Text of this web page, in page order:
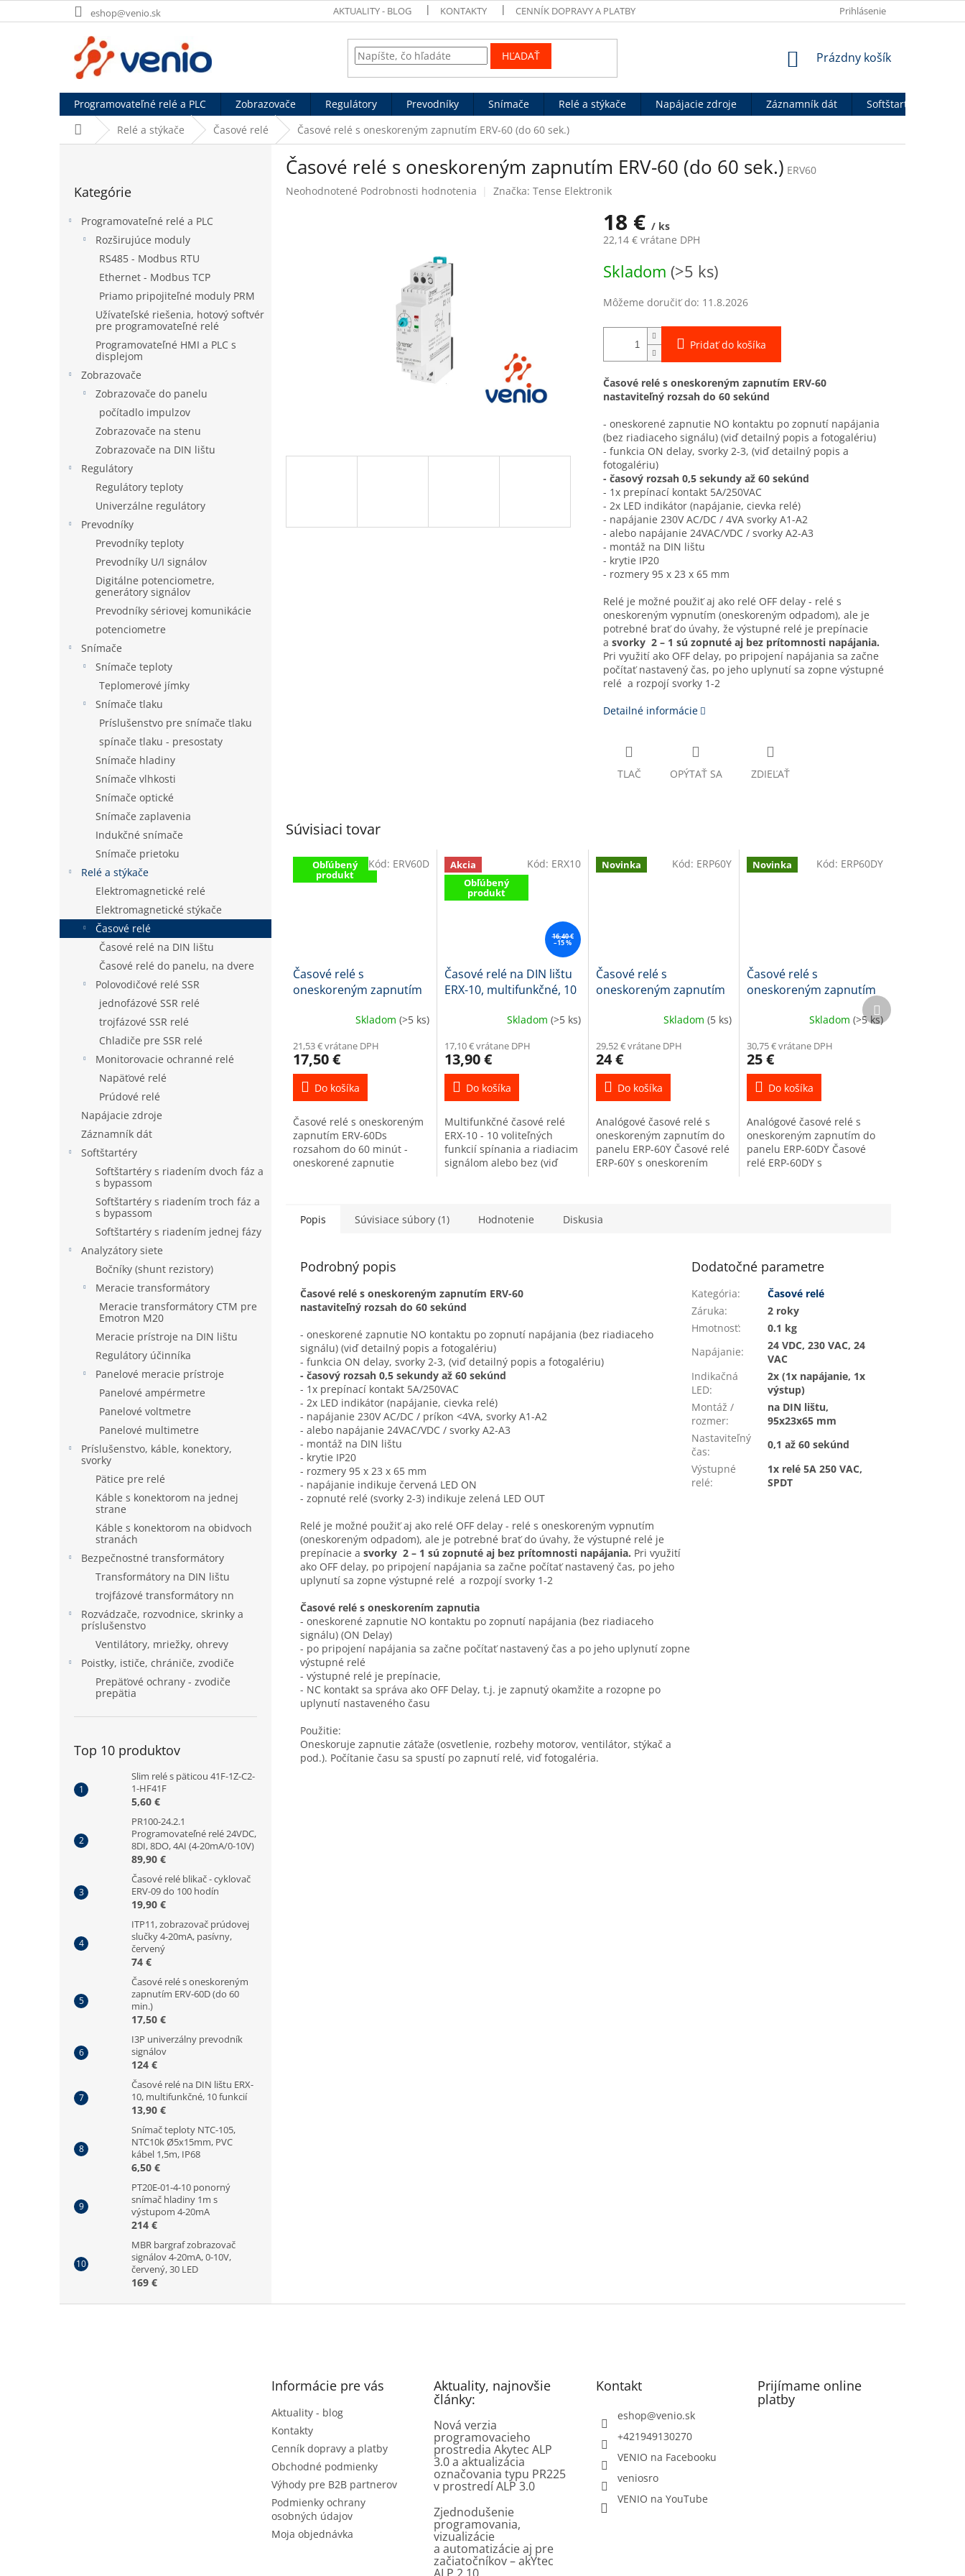
na
eshop@venio.sk AKTUALITY - BLOG KONTAKTY CENNÍK DOPRAVY A PLATBY VÝHODY PRE B2B PARTNEROV
Prihlásenie
HĽADAŤ
NÁKUPNÝ
Prázdny košík
Programovateľné relé a PLC Zobrazovače Regulátory Prevodníky Snímače Relé a stýkače Napájacie zdroje Záznamník dát Softštartéry
DomovRelé a stýkače Časové relé Časové relé s oneskoreným zapnutím ERV-60 (do 60 sek.)
kategórie
Kategórie
Programovateľné relé a PLC
Rozširujúce moduly
RS485 - Modbus RTU
Ethernet - Modbus TCP
Priamo pripojiteľné moduly PRM
Užívateľské riešenia, hotový softvér
pre programovateľné relé
Programovateľné HMI a PLC s
displejom
Zobrazovače
Zobrazovače do panelu
počítadlo impulzov
Zobrazovače na stenu
Zobrazovače na DIN lištu
Regulátory
Regulátory teploty
Univerzálne regulátory
Prevodníky
Prevodníky teploty
Prevodníky U/I signálov
Digitálne potenciometre,
generátory signálov
Prevodníky sériovej komunikácie
potenciometre
Snímače
Snímače teploty
Teplomerové jímky
Snímače tlaku
Príslušenstvo pre snímače tlaku
spínače tlaku - presostaty
Snímače hladiny
Snímače vlhkosti
Snímače optické
Snímače zaplavenia
Indukčné snímače
Snímače prietoku
Relé a stýkače
Elektromagnetické relé
Elektromagnetické stýkače
Časové relé
Časové relé na DIN lištu
Časové relé do panelu, na dvere
Polovodičové relé SSR
jednofázové SSR relé
trojfázové SSR relé
Chladiče pre SSR relé
Monitorovacie ochranné relé
Napäťové relé
Prúdové relé
Napájacie zdroje
Záznamník dát
Softštartéry
Softštartéry s riadením dvoch fáz a
s bypassom
Softštartéry s riadením troch fáz a
s bypassom
Softštartéry s riadením jednej fázy
Analyzátory siete
Bočníky (shunt rezistory)
Meracie transformátory
Meracie transformátory CTM pre
Emotron M20
Meracie prístroje na DIN lištu
Regulátory účinníka
Panelové meracie prístroje
Panelové ampérmetre
Panelové voltmetre
Panelové multimetre
Príslušenstvo, káble, konektory,
svorky
Pätice pre relé
Káble s konektorom na jednej
strane
Káble s konektorom na obidvoch
stranách
Bezpečnostné transformátory
Transformátory na DIN lištu
trojfázové transformátory nn
Rozvádzače, rozvodnice, skrinky a
príslušenstvo
Ventilátory, mriežky, ohrevy
Poistky, ističe, chrániče, zvodiče
Prepäťové ochrany - zvodiče
prepätia
Top 10 produktov
Slim relé s päticou 41F-1Z-C2-
1-HF41F
5,60 €
PR100-24.2.1
Programovateľné relé 24VDC,
8DI, 8DO, 4AI (4-20mA/0-10V)
89,90 €
Časové relé blikač - cyklovač
ERV-09 do 100 hodín
19,90 €
ITP11, zobrazovač prúdovej
slučky 4-20mA, pasívny,
červený
74 €
Časové relé s oneskoreným
zapnutím ERV-60D (do 60
min.)
17,50 €
I3P univerzálny prevodník
signálov
124 €
Časové relé na DIN lištu ERX-
10, multifunkčné, 10 funkcií
13,90 €
Snímač teploty NTC-105,
NTC10k Ø5x15mm, PVC
kábel 1,5m, IP68
6,50 €
PT20E-01-4-10 ponorný
snímač hladiny 1m s
výstupom 4-20mA
214 €
MBR bargraf zobrazovač
signálov 4-20mA, 0-10V,
červený, 30 LED
169 €
Časové relé s oneskoreným zapnutím ERV-60 (do 60 sek.) ERV60
Priemerné
Neohodnotené Podrobnosti hodnotenia Značka: Tense Elektronik
18 € / ks
22,14 € vrátane DPH
cena:
Skladom (>5 ks)
Môžeme doručiť do: 11.8.2026
Pridať do košíka
Časové relé s oneskoreným zapnutím ERV-60
nastaviteľný rozsah do 60 sekúnd
- oneskorené zapnutie NO kontaktu po zopnutí napájania
(bez riadiaceho signálu) (viď detailný popis a fotogalériu)
- funkcia ON delay, svorky 2-3, (viď detailný popis a
fotogalériu)
- časový rozsah 0,5 sekundy až 60 sekúnd
- 1x prepínací kontakt 5A/250VAC
- 2x LED indikátor (napájanie, cievka relé)
- napájanie 230V AC/DC / 4VA svorky A1-A2
- alebo napájanie 24VAC/VDC / svorky A2-A3
- montáž na DIN lištu
- krytie IP20
- rozmery 95 x 23 x 65 mm
Relé je možné použiť aj ako relé OFF delay - relé s
oneskoreným vypnutím (oneskoreným odpadom), ale je
potrebné brať do úvahy, že výstupné relé je prepínacie
a svorky 2 – 1 sú zopnuté aj bez prítomnosti napájania.
Pri využití ako OFF delay, po pripojení napájania sa začne
počítať nastavený čas, po jeho uplynutí sa zopne výstupné
relé a rozpojí svorky 1-2
Detailné informácie
TLAČ OPÝTAŤ SA ZDIEĽAŤ
Súvisiaci tovar
Obľúbený
produkt
Časové relé s
oneskoreným zapnutím
Skladom (>5 ks)
21,53 € vrátane DPH
17,50 €
Do košíka
Časové relé s oneskoreným
zapnutím ERV-60Ds
rozsahom do 60 minút -
oneskorené zapnutie
signálu) -...
Kód: ERV60D
Akcia
Obľúbený
produkt
16,40 €
–15 %
Časové relé na DIN lištu
ERX-10, multifunkčné, 10
Skladom (>5 ks)
17,10 € vrátane DPH
13,90 €
Do košíka
Multifunkčné časové relé
ERX-10 - 10 voliteľných
funkcií spínania a riadiacim
signálom alebo bez (viď
Kód: ERX10 Novinka
Časové relé s
oneskoreným zapnutím
Skladom(5 ks)
29,52 € vrátane DPH
24 €
Do košíka
Analógové časové relé s
oneskoreným zapnutím do
panelu ERP-60Y Časové relé
ERP-60Y s oneskorením
(ON...
Kód: ERP60Y Novinka
Časové relé s
oneskoreným zapnutím
ERP-60DY, do 60 minút,
Skladom (>5 ks)
30,75 € vrátane DPH
25 €
Do košíka
Analógové časové relé s
oneskoreným zapnutím do
panelu ERP-60DY Časové
relé ERP-60DY s
Kód: ERP60DY
Ďalší
produkt
Popis Súvisiace súbory (1) Hodnotenie Diskusia
Podrobný popis
Časové relé s oneskoreným zapnutím ERV-60
nastaviteľný rozsah do 60 sekúnd
- oneskorené zapnutie NO kontaktu po zopnutí napájania (bez riadiaceho
signálu) (viď detailný popis a fotogalériu)
- funkcia ON delay, svorky 2-3, (viď detailný popis a fotogalériu)
- časový rozsah 0,5 sekundy až 60 sekúnd
- 1x prepínací kontakt 5A/250VAC
- 2x LED indikátor (napájanie, cievka relé)
- napájanie 230V AC/DC / príkon <4VA, svorky A1-A2
- alebo napájanie 24VAC/VDC / svorky A2-A3
- montáž na DIN lištu
- krytie IP20
- rozmery 95 x 23 x 65 mm
- napájanie indikuje červená LED ON
- zopnuté relé (svorky 2-3) indikuje zelená LED OUT
Relé je možné použiť aj ako relé OFF delay - relé s oneskoreným vypnutím
(oneskoreným odpadom), ale je potrebné brať do úvahy, že výstupné relé je
prepínacie a svorky 2 – 1 sú zopnuté aj bez prítomnosti napájania. Pri využití
ako OFF delay, po pripojení napájania sa začne počítať nastavený čas, po jeho
uplynutí sa zopne výstupné relé a rozpojí svorky 1-2
Časové relé s oneskorením zapnutia
- oneskorené zapnutie NO kontaktu po zopnutí napájania (bez riadiaceho
signálu) (ON Delay)
- po pripojení napájania sa začne počítať nastavený čas a po jeho uplynutí zopne
výstupné relé
- výstupné relé je prepínacie,
- NC kontakt sa správa ako OFF Delay, t.j. je zapnutý okamžite a rozopne po
uplynutí nastaveného času
Použitie:
Oneskoruje zapnutie záťaže (osvetlenie, rozbehy motorov, ventilátor, stýkač a
pod.). Počítanie času sa spustí po zapnutí relé, viď fotogaléria.
Dodatočné parametre
Kategória:
Časové relé
Záruka:
2 roky
Hmotnosť:
0.1 kg
Napájanie:
24 VDC, 230 VAC, 24
VAC
Indikačná
LED:
2x (1x napájanie, 1x
výstup)
Montáž /
rozmer:
na DIN lištu,
95x23x65 mm
Nastaviteľný
čas:
0,1 až 60 sekúnd
Výstupné
relé:
1x relé 5A 250 VAC,
SPDT
Informácie pre vás
Aktuality - blog
Kontakty
Cenník dopravy a platby
Obchodné podmienky
Výhody pre B2B partnerov
Podmienky ochrany
osobných údajov
Moja objednávka
Aktuality, najnovšie
články:
Nová verzia
programovacieho
prostredia Akytec ALP
3.0 a aktualizácia
označovania typu PR225
v prostredí ALP 3.0
Zjednodušenie
programovania,
vizualizácie
a automatizácie aj pre
začiatočníkov – akYtec
Kontakt
eshop@venio.sk
+421949130270
VENIO na Facebooku
veniosro
VENIO na YouTube
Prijímame online
platby